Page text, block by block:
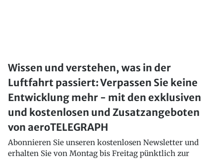
Wissen und verstehen, was in der
Luftfahrt passiert: Verpassen Sie keine
Entwicklung mehr - mit den exklusiven
und kostenlosen und Zusatzangeboten
von aeroTELEGRAPH
Abonnieren Sie unseren kostenlosen Newsletter und
erhalten Sie von Montag bis Freitag pünktlich zur